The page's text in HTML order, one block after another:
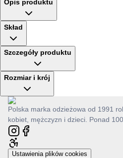
Opis produktu
Skład
Szczegóły produktu
Rozmiar i krój
Polska marka odzieżowa od 1991
kobiet, mężczyzn i dzieci. Ponad
Ustawienia plików cookies